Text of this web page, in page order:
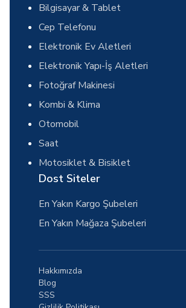
Bilgisayar & Tablet
Cep Telefonu
Elektronik Ev Aletleri
Elektronik Yapı-İş Aletleri
Fotoğraf Makinesi
Kombi & Klima
Otomobil
Saat
Motosiklet & Bisiklet
Dost Siteler
En Yakın Kargo Şubeleri
En Yakın Mağaza Şubeleri
Hakkımızda
Blog
SSS